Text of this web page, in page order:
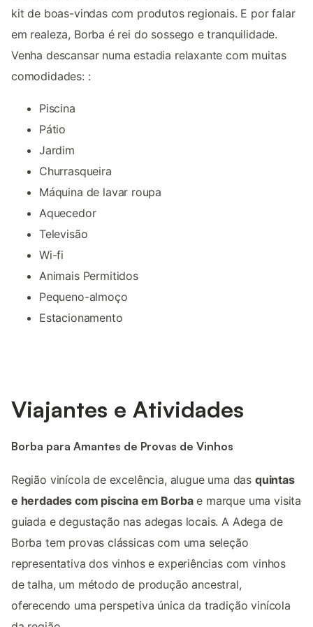
kit de boas-vindas com produtos regionais. E por falar
em realeza, Borba é rei do sossego e tranquilidade.
Venha descansar numa estadia relaxante com muitas
comodidades: :
Piscina
Pátio
Jardim
Churrasqueira
Máquina de lavar roupa
Aquecedor
Televisão
Wi-fi
Animais Permitidos
Pequeno-almoço
Estacionamento
Viajantes e Atividades
Borba para Amantes de Provas de Vinhos
Região vinícola de excelência, alugue uma das quintas
e herdades com piscina em Borbae marque uma visita
guiada e degustação nas adegas locais. A Adega de
Borba tem provas clássicas com uma seleção
representativa dos vinhos e experiências com vinhos
de talha, um método de produção ancestral,
oferecendo uma perspetiva única da tradição vinícola